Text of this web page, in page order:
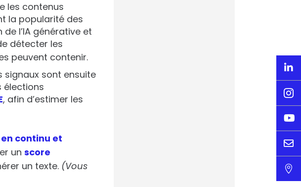
les contenus
la popularité des
de l’IA générative et
détecter les
peuvent contenir.
signaux sont ensuite
élections
, afin d’estimer les
continu et
unscore
un texte. (Vous




